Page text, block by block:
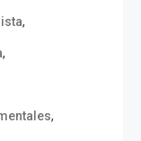
,
,
,